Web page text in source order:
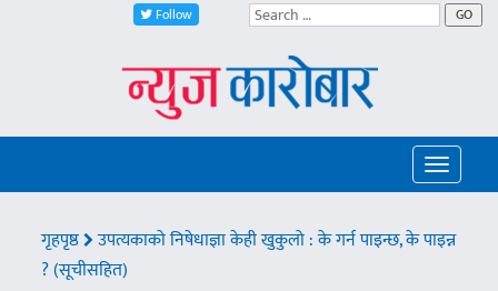
Follow GO
Toggle
गृहपृष्ठ
उपत्यकाको निषेधाज्ञा केही खुकुलो : के गर्न पाइन्छ, के पाइन्न
? (सूचीसहित)